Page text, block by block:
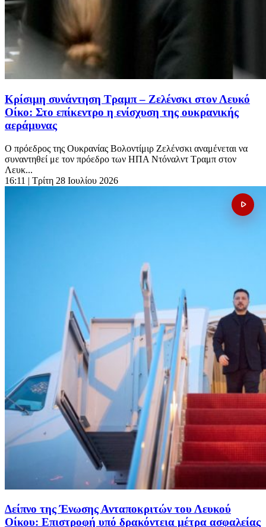
Κρίσιμη συνάντηση Τραμπ – Ζελένσκι στον Λευκό
Οίκο: Στο επίκεντρο η ενίσχυση της ουκρανικής
αεράμυνας
Ο πρόεδρος της Ουκρανίας Βολοντίμιρ Ζελένσκι αναμένεται να
συναντηθεί με τον πρόεδρο των ΗΠΑ Ντόναλντ Τραμπ στον
Λευκ...
16:11 | Τρίτη 28 Ιουλίου 2026
Δείπνο της Ένωσης Ανταποκριτών του Λευκού
Οίκου: Επιστροφή υπό δρακόντεια μέτρα ασφαλείας